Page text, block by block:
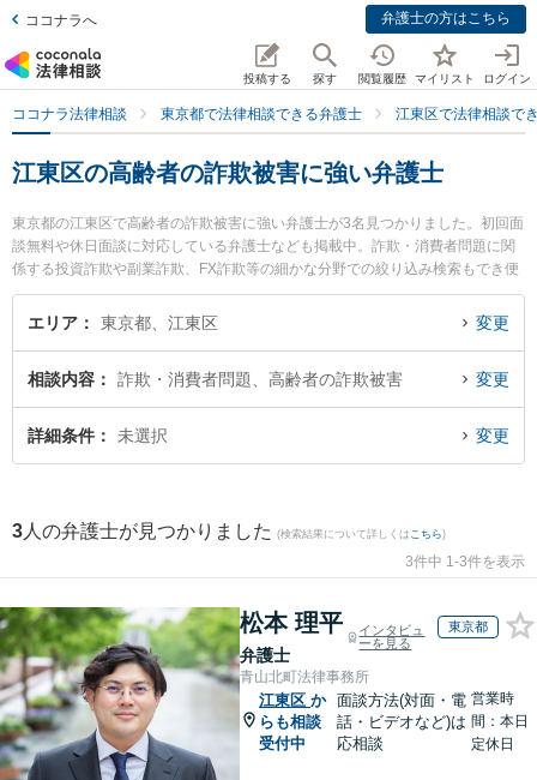
ココナラへ 弁護士の方はこちら
投稿する 探す 閲覧履歴 マイリスト ログイン
ココナラ法律相談 東京都で法律相談できる弁護士 江東区で法律相談で
江東区の高齢者の詐欺被害に強い弁護士
東京都の江東区で高齢者の詐欺被害に強い弁護士が3名見つかりました。初回面
談無料や休日面談に対応している弁護士なども掲載中。詐欺・消費者問題に関
係する投資詐欺や副業詐欺、FX詐欺等の細かな分野での絞り込み検索もでき便
利です。特に泰信法律事務所の町田 伸明弁護士や尾田・星野法律事務所の尾田
隆行弁護士、もんなか法律事務所の大谷 真司弁護士のプロフィール情報や弁護
のトラブル解決の実績豊富な近くの弁護士を検索したい』『初回相談無料で高
齢者の詐欺被害を法律相談できる江東区内の弁護士に相談予約したい』などで
お困りの相談者さんにおすすめです。
エリア 東京都、江東区 変更
相談内容 詐欺・消費者問題、高齢者の詐欺被害 変更
詳細条件 未選択 変更
3 人の弁護士が見つかりました (検索結果について詳しくは こちら)
3件中 1-3件を表示
松本 理平
弁護士
インタビュ
ーを見る
東京都
青山北町法律事務所
江東区 か
らも相談
受付中
面談方法(対面・電
話・ビデオなど)は
応相談
営業時
間：本日
定休日